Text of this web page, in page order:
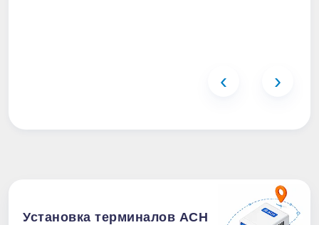
‹ ›
Установка терминалов АСН